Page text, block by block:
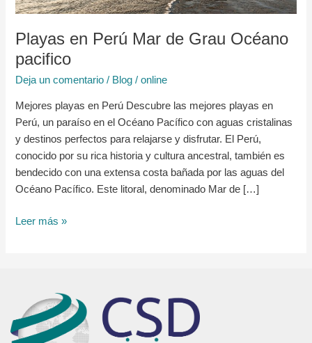
Playas en Perú Mar de Grau Océano
pacifico
Deja un comentario / Blog /online
Mejores playas en Perú Descubre las mejores playas en
Perú, un paraíso en el Océano Pacífico con aguas cristalinas
y destinos perfectos para relajarse y disfrutar. El Perú,
conocido por su rica historia y cultura ancestral, también es
bendecido con una extensa costa bañada por las aguas del
Océano Pacífico. Este litoral, denominado Mar de […]
pacifico
Leer más »